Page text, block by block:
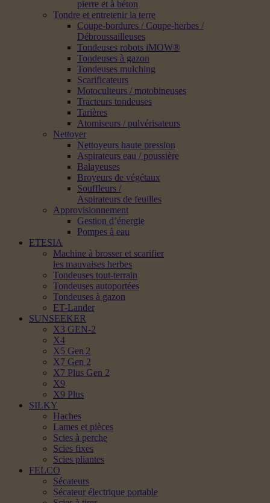
pierre et à béton
Tondre et entretenir la terre
Coupe-bordures / Coupe-herbes /
Débroussailleuses
Tondeuses robots iMOW®
Tondeuses à gazon
Tondeuses mulching
Scarificateurs
Motoculteurs / motobineuses
Tracteurs tondeuses
Tarières
Atomiseurs / pulvérisateurs
Nettoyer
Nettoyeurs haute pression
Aspirateurs eau / poussière
Balayeuses
Broyeurs de végétaux
Souffleurs /
Aspirateurs de feuilles
Approvisionnement
Gestion d’énergie
Pompes à eau
ETESIA
Machine à brosser et scarifier
les mauvaises herbes
Tondeuses tout-terrain
Tondeuses autoportées
Tondeuses à gazon
ET-Lander
SUNSEEKER
X3 GEN-2
X4
X5 Gen 2
X7 Gen 2
X7 Plus Gen 2
X9
X9 Plus
SILKY
Haches
Lames et pièces
Scies à perche
Scies fixes
Scies pliantes
FELCO
Sécateurs
Sécateur électrique portable